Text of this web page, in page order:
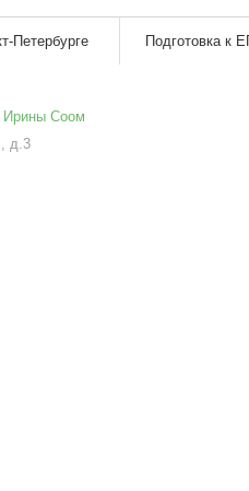
Петербурге Подготовка к
Ирины Соом
д.3